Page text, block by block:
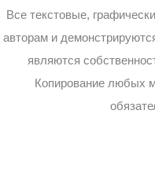
Все текстовые,
авторам и
являются
Копирование любых